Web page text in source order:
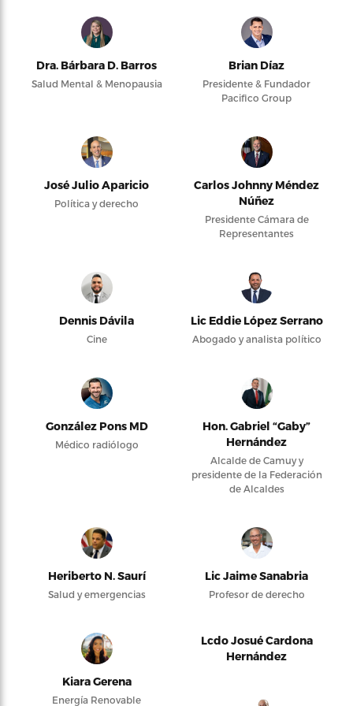
Dra. Bárbara D. Barros
Salud Mental & Menopausia
Brian Díaz
Presidente & Fundador
Pacifico Group
José Julio Aparicio
Política y derecho
Carlos Johnny Méndez
Núñez
Presidente Cámara de
Representantes
Dennis Dávila
Cine
Lic Eddie López Serrano
Abogado y analista político
González Pons MD
Médico radiólogo
Hon. Gabriel “Gaby”
Hernández
Alcalde de Camuy y
presidente de la Federación
de Alcaldes
Heriberto N. Saurí
Salud y emergencias
Lic Jaime Sanabria
Profesor de derecho
Kiara Gerena
Energía Renovable
Lcdo Josué Cardona
Hernández